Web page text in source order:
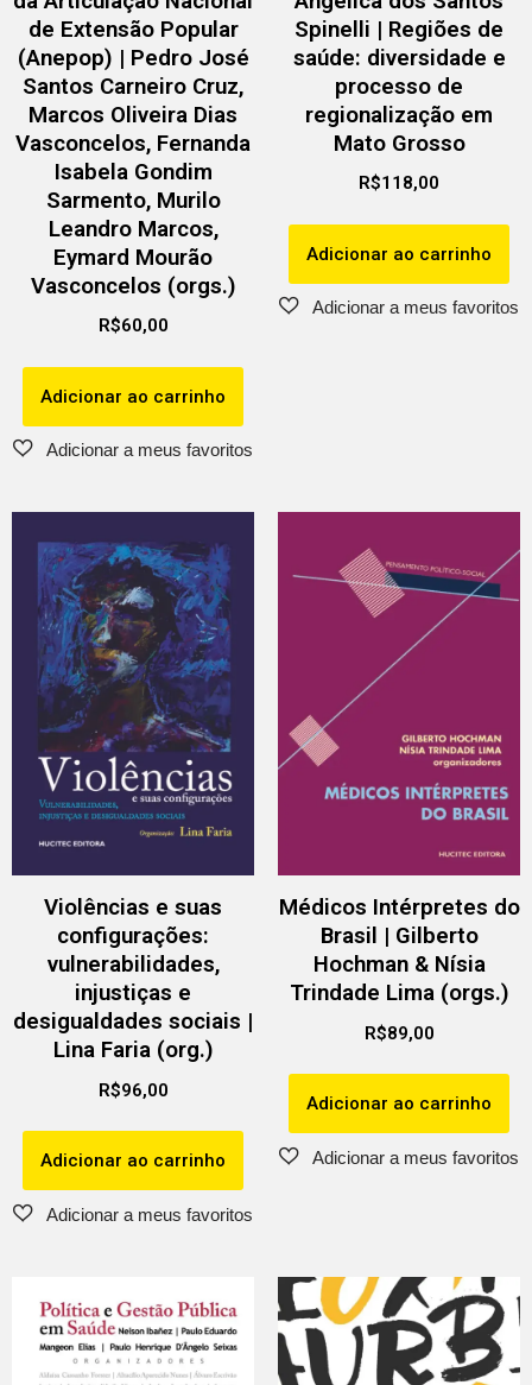
de Extensão Popular
(Anepop) | Pedro José
Santos Carneiro Cruz,
Marcos Oliveira Dias
Vasconcelos, Fernanda
Isabela Gondim
Sarmento, Murilo
Leandro Marcos,
Eymard Mourão
Vasconcelos (orgs.)
R$60,00
Adicionar ao carrinho
Spinelli | Regiões de
saúde: diversidade e
processo de
regionalização em
Mato Grosso
R$118,00
Adicionar ao carrinho
Violências e suas
configurações:
vulnerabilidades,
injustiças e
desigualdades sociais |
Lina Faria (org.)
R$96,00
Adicionar ao carrinho
Médicos Intérpretes do
Brasil | Gilberto
Hochman & Nísia
Trindade Lima (orgs.)
R$89,00
Adicionar ao carrinho